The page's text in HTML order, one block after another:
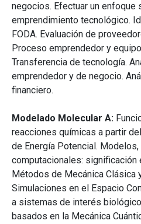
negocios. Efectuar un enfoque
emprendimiento tecnológico.
FODA. Evaluación de
Proceso emprendedor y
Transferencia de tecnología.
emprendedor y de negocio.
financiero.
Modelado Molecular A:
reacciones químicas a partir
de Energía Potencial.
computacionales: significación
Métodos de Mecánica Clásica
Simulaciones en el Espacio
a sistemas de interés
basados en la Mecánica